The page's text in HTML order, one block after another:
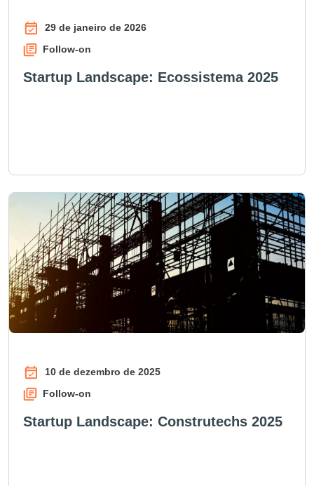
29 de janeiro de 2026
Follow-on
Startup Landscape: Ecossistema 2025
10 de dezembro de 2025
Follow-on
Startup Landscape: Construtechs 2025